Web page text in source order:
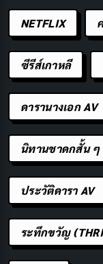
คูณมากมายเช่นบิ
นี้ไม่เพียง แต่ช่วย
การมีปฏิสัมพันธ์ท
ใช้แหล่งข้อมูลอ
มีแหล่งข้อมูลออนไ
และฝึกฝนตารางก
เพื่อการศึกษา เก
แผนภูมิตาร
NETFLIX
ซีรีส์เกาหลี
ดารานางเอก AV
นิทานชาดกสั้น ๆ
ประวัติดารา AV
ระทึกขวัญ